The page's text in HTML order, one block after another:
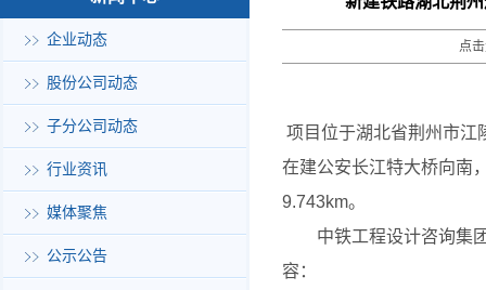
企业动态
股份公司动态
子分公司动态
行业资讯
媒体聚焦
公示公告
点
项目位于湖北省荆州市江
在建公安长江特大桥向南
9.743km。
中铁工程设计咨询集
容：